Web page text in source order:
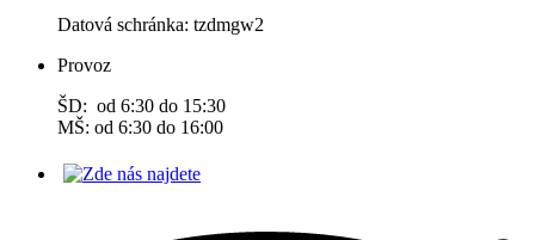
Datová schránka: tzdmgw2
Provoz
ŠD: od 6:30 do 15:30
MŠ: od 6:30 do 16:00